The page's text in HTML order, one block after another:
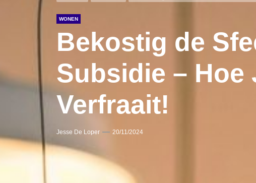
WONEN
Bekostig de
Subsidie – Hoe
Verfraait!
Jesse De Loper 20/11/2024